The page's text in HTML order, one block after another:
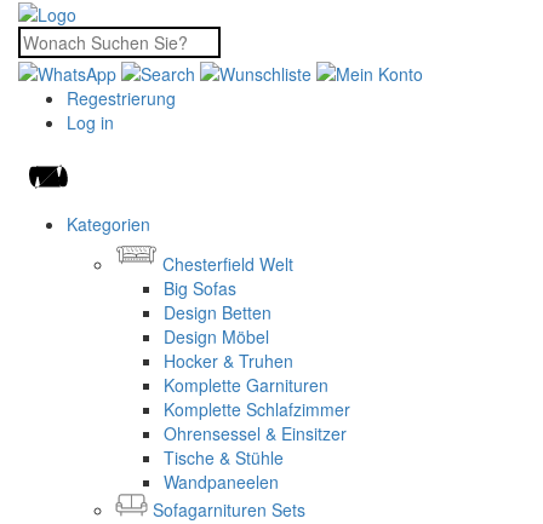
Regestrierung
Log in
Kategorien
Chesterfield Welt
Big Sofas
Design Betten
Design Möbel
Hocker & Truhen
Komplette Garnituren
Komplette Schlafzimmer
Ohrensessel & Einsitzer
Tische & Stühle
Wandpaneelen
Sofagarnituren Sets